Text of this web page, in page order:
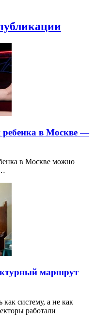
ребенка в Москве —
в Москве можно
маршрут
систему, а не как
работали